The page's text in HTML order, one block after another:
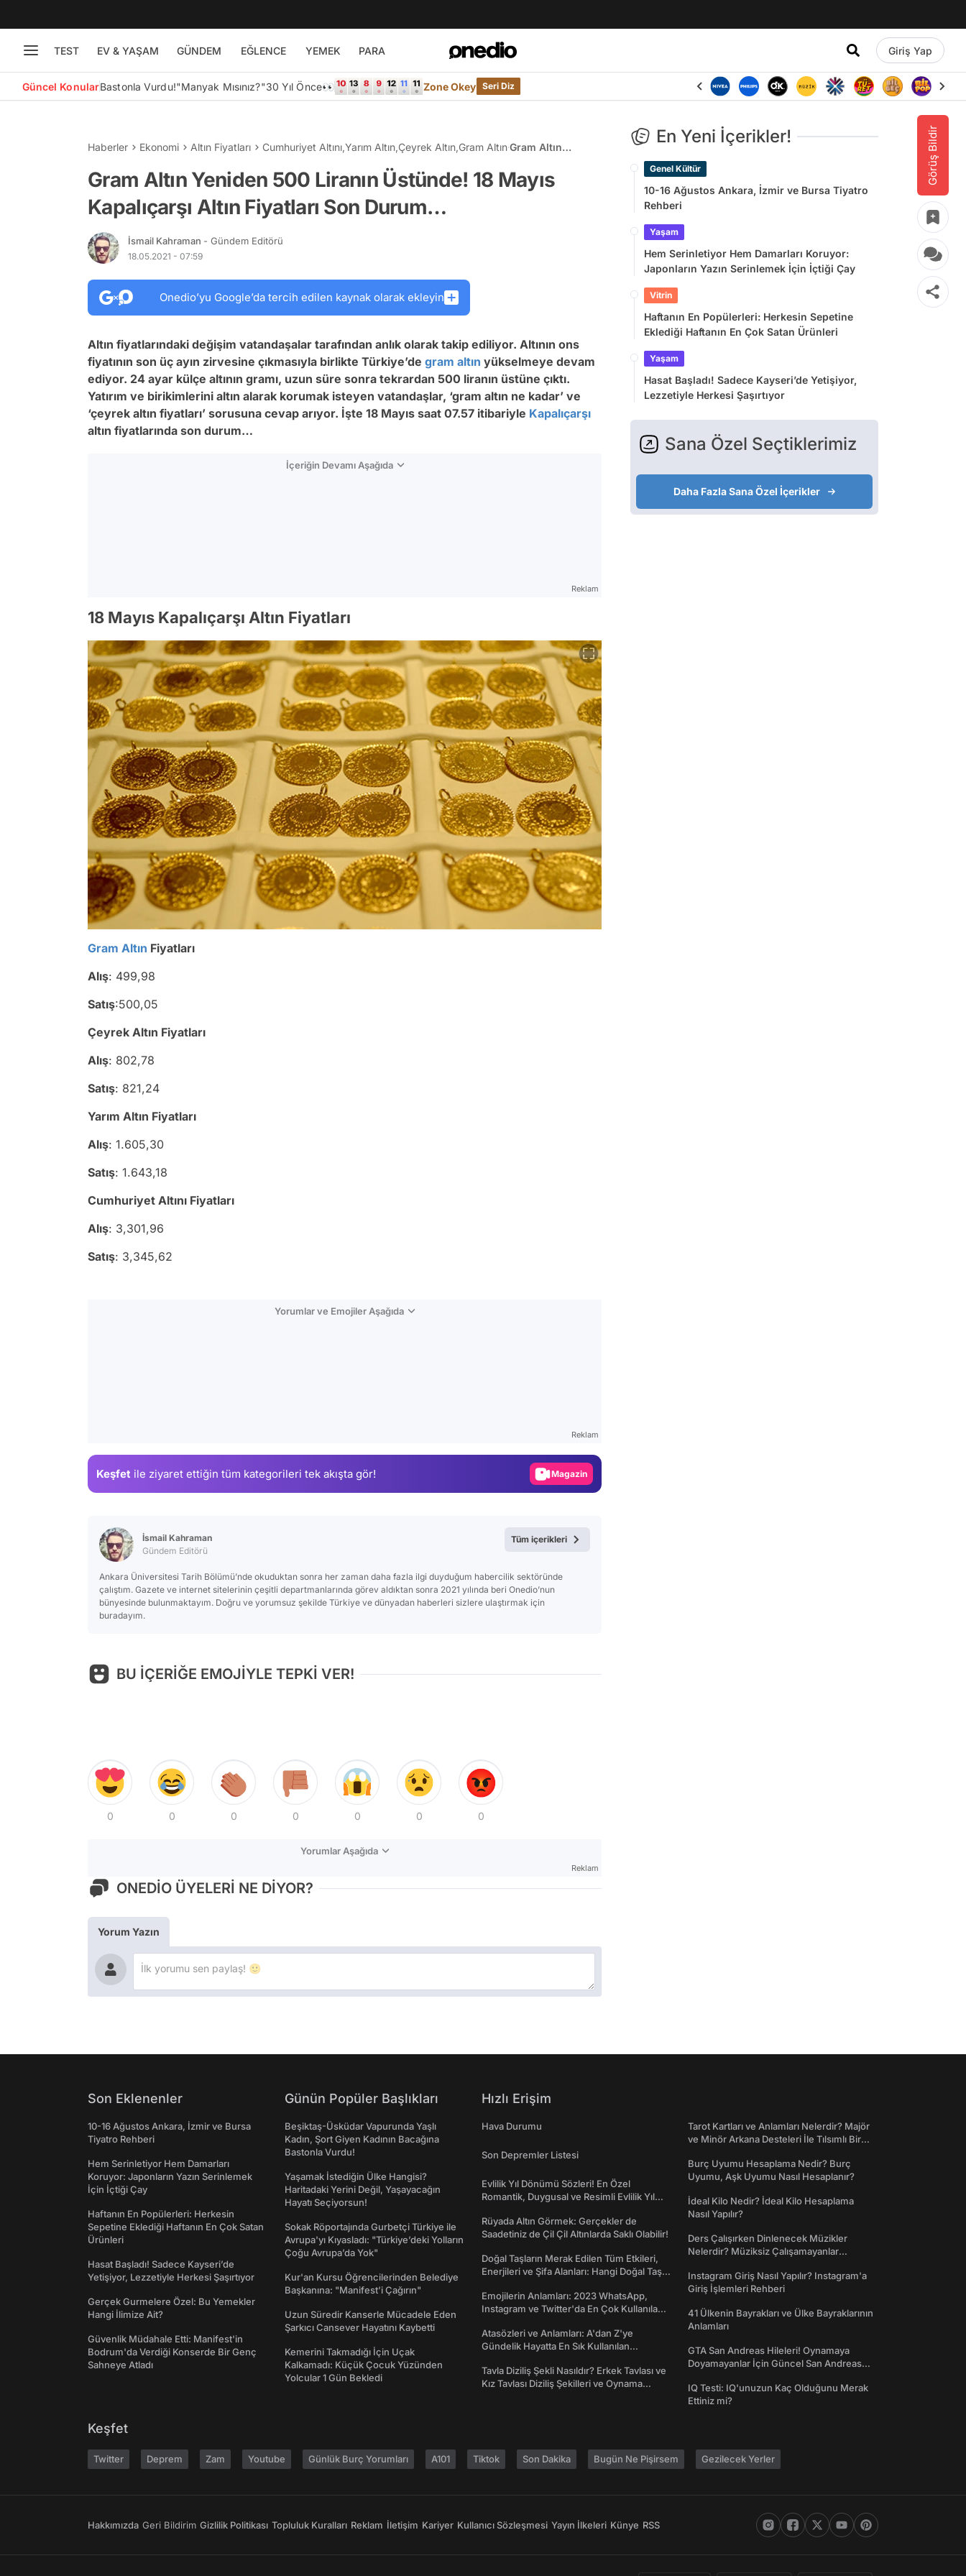
TEST EV & YAŞAM GÜNDEM EĞLENCE YEMEK PARA Giriş Yap
Güncel KonularBastonla Vurdu!"Manyak Mısınız?"30 Yıl Önce👀 Zone Okey Seri Diz
Görüş Bildir
Haberler Ekonomi Altın Fiyatları Cumhuriyet Altını,Yarım Altın,Çeyrek Altın,Gram AltınGram Altın
Liranın Üstünde!
18 Mayıs
Gram Altın Yeniden 500 Liranın Üstünde! 18 Mayıs
Kapalıçarşı Altın Fiyatları Son Durum…
İsmail Kahraman - Gündem Editörü
18.05.2021 - 07:59
Onedio’yu Google’da tercih edilen kaynak olarak ekleyin
Altın fiyatlarındaki değişim vatandaşalar tarafından anlık olarak takip ediliyor. Altının ons
fiyatının son üç ayın zirvesine çıkmasıyla birlikte Türkiye’de gram altın yükselmeye devam
ediyor. 24 ayar külçe altının gramı, uzun süre sonra tekrardan 500 liranın üstüne çıktı.
Yatırım ve birikimlerini altın alarak korumak isteyen vatandaşlar, ‘gram altın ne kadar’ ve
‘çeyrek altın fiyatları’ sorusuna cevap arıyor. İşte 18 Mayıs saat 07.57 itibariyle Kapalıçarşı
altın fiyatlarında son durum…
İçeriğin Devamı Aşağıda
Reklam
18 Mayıs Kapalıçarşı Altın Fiyatları
Gram Altın Fiyatları
Alış: 499,98
Satış:500,05
Çeyrek Altın Fiyatları
Alış: 802,78
Satış: 821,24
Yarım Altın Fiyatları
Alış: 1.605,30
Satış: 1.643,18
Cumhuriyet Altını Fiyatları
Alış: 3,301,96
Satış: 3,345,62
Yorumlar ve Emojiler Aşağıda
Reklam
Keşfet ile ziyaret ettiğin tüm kategorileri tek akışta gör! Magazin
İsmail Kahraman
Gündem Editörü
Ankara Üniversitesi Tarih Bölümü’nde okuduktan sonra her zaman daha fazla ilgi duyduğum habercilik sektöründe
çalıştım. Gazete ve internet sitelerinin çeşitli departmanlarında görev aldıktan sonra 2021 yılında beri Onedio’nun
bünyesinde bulunmaktayım. Doğru ve yorumsuz şekilde Türkiye ve dünyadan haberleri sizlere ulaştırmak için
buradayım.
Tüm içerikleri
BU İÇERİĞE EMOJİYLE TEPKİ VER!
0 0 0 0 0 0 0
Yorumlar Aşağıda
Reklam
ONEDİO ÜYELERİ NE DİYOR?
Yorum Yazın
En Yeni İçerikler!
Genel Kültür
10-16 Ağustos Ankara, İzmir ve Bursa Tiyatro
Rehberi
Yaşam
Hem Serinletiyor Hem Damarları Koruyor:
Japonların Yazın Serinlemek İçin İçtiği Çay
Vitrin
Haftanın En Popülerleri: Herkesin Sepetine
Eklediği Haftanın En Çok Satan Ürünleri
Yaşam
Hasat Başladı! Sadece Kayseri’de Yetişiyor,
Lezzetiyle Herkesi Şaşırtıyor
Sana Özel Seçtiklerimiz
Daha Fazla Sana Özel İçerikler
Son Eklenenler
10-16 Ağustos Ankara, İzmir ve Bursa
Tiyatro Rehberi
Hem Serinletiyor Hem Damarları
Koruyor: Japonların Yazın Serinlemek
İçin İçtiği Çay
Haftanın En Popülerleri: Herkesin
Sepetine Eklediği Haftanın En Çok Satan
Ürünleri
Hasat Başladı! Sadece Kayseri’de
Yetişiyor, Lezzetiyle Herkesi Şaşırtıyor
Gerçek Gurmelere Özel: Bu Yemekler
Hangi İlimize Ait?
Güvenlik Müdahale Etti: Manifest'in
Bodrum'da Verdiği Konserde Bir Genç
Sahneye Atladı
Günün Popüler Başlıkları
Beşiktaş-Üsküdar Vapurunda Yaşlı
Kadın, Şort Giyen Kadının Bacağına
Bastonla Vurdu!
Yaşamak İstediğin Ülke Hangisi?
Haritadaki Yerini Değil, Yaşayacağın
Hayatı Seçiyorsun!
Sokak Röportajında Gurbetçi Türkiye ile
Avrupa'yı Kıyasladı: "Türkiye’deki Yolların
Çoğu Avrupa’da Yok"
Kur'an Kursu Öğrencilerinden Belediye
Başkanına: "Manifest’i Çağırın"
Uzun Süredir Kanserle Mücadele Eden
Şarkıcı Cansever Hayatını Kaybetti
Kemerini Takmadığı İçin Uçak
Kalkamadı: Küçük Çocuk Yüzünden
Yolcular 1 Gün Bekledi
Hızlı Erişim
Hava Durumu
Son Depremler Listesi
Evlilik Yıl Dönümü Sözleri! En Özel
Romantik, Duygusal ve Resimli Evlilik Yıl
Rüyada Altın Görmek: Gerçekler de
Saadetiniz de Çil Çil Altınlarda Saklı Olabilir!
Doğal Taşların Merak Edilen Tüm Etkileri,
Enerjileri ve Şifa Alanları: Hangi Doğal Taş
Emojilerin Anlamları: 2023 WhatsApp,
Instagram ve Twitter'da En Çok Kullanılan
Atasözleri ve Anlamları: A'dan Z'ye
Gündelik Hayatta En Sık Kullanılan
Tavla Diziliş Şekli Nasıldır? Erkek Tavlası ve
Kız Tavlası Diziliş Şekilleri ve Oynama
Tarot Kartları ve Anlamları Nelerdir? Majör
ve Minör Arkana Desteleri İle Tılsımlı Bir
Burç Uyumu Hesaplama Nedir? Burç
Uyumu, Aşk Uyumu Nasıl Hesaplanır?
İdeal Kilo Nedir? İdeal Kilo Hesaplama
Nasıl Yapılır?
Ders Çalışırken Dinlenecek Müzikler
Nelerdir? Müziksiz Çalışamayanlar
Instagram Giriş Nasıl Yapılır? Instagram'a
Giriş İşlemleri Rehberi
41 Ülkenin Bayrakları ve Ülke Bayraklarının
Anlamları
GTA San Andreas Hileleri! Oynamaya
Doyamayanlar İçin Güncel San Andreas
IQ Testi: IQ'unuzun Kaç Olduğunu Merak
Ettiniz mi?
Keşfet
Twitter Deprem Zam Youtube Günlük Burç Yorumları A101 Tiktok Son Dakika Bugün Ne Pişirsem Gezilecek Yerler
Hakkımızda Geri Bildirim Gizlilik Politikası Topluluk Kuralları Reklam İletişim Kariyer Kullanıcı Sözleşmesi Yayın İlkeleri Künye RSS